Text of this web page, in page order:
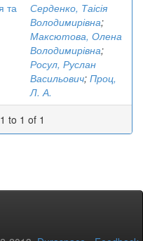
та
Серденко, Таісія
Володимирівна;
Максютова, Олена
Володимирівна;
Росул, Руслан
Васильович; Проц,
Л. А.
to 1 of 1